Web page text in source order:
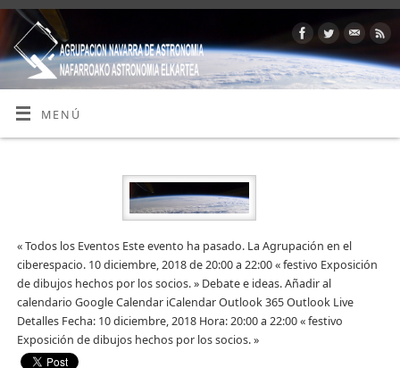
MENÚ
« Todos los Eventos Este evento ha pasado. La Agrupación en el
ciberespacio. 10 diciembre, 2018 de 20:00 a 22:00 « festivo Exposición
de dibujos hechos por los socios. » Debate e ideas. Añadir al
calendario Google Calendar iCalendar Outlook 365 Outlook Live
Detalles Fecha: 10 diciembre, 2018 Hora: 20:00 a 22:00 « festivo
Exposición de dibujos hechos por los socios. »